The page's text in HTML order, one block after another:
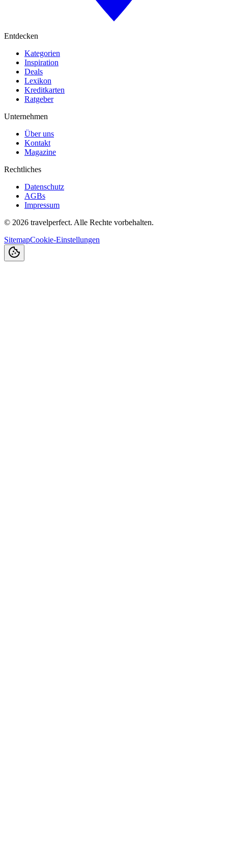
Entdecken
Kategorien
Inspiration
Deals
Lexikon
Kreditkarten
Ratgeber
Unternehmen
Über uns
Kontakt
Magazine
Rechtliches
Datenschutz
AGBs
Impressum
© 2026 travelperfect. Alle Rechte vorbehalten.
SitemapCookie-Einstellungen